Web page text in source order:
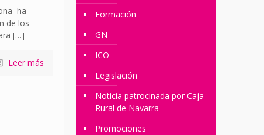
ha
de los
[…]
Leer más
Formación
GN
ICO
Legislación
Noticia patrocinada por Caja
Rural de Navarra
Promociones